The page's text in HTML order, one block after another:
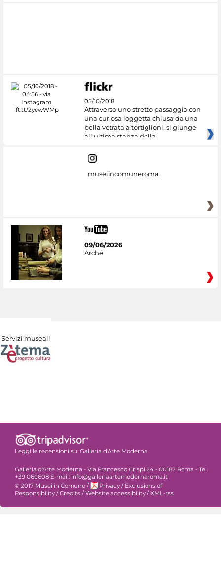
05/10/2018
Attraverso uno stretto passaggio con
una curiosa loggetta chiusa da una
bella vetrata a tortiglioni, si giunge
all'ultima stanza della
museiincomuneroma
09/06/2026
Arché
Servizi museali
Leggi le recensioni su: Galleria d'Arte Moderna
Galleria d'Arte Moderna - Via Francesco Crispi 24 - 00187 Roma - Tel.
+39 060608 E-mail: info@galleriaartemodernaroma.it
© 2017 Musei in Comune / Privacy / Exclusions of
Responsibility / Credits / Website accessibility / XML-rss